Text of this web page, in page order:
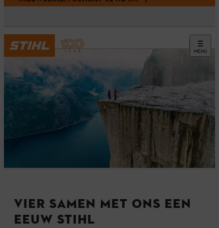
MENU
VIER SAMEN MET ONS EEN
EEUW STIHL